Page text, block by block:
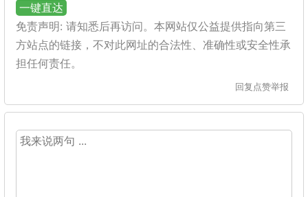
一键直达
免责声明: 请知悉后再访问。本网站仅公益提供指向第三
方站点的链接，不对此网址的合法性、准确性或安全性承
担任何责任。
回复 点赞举报